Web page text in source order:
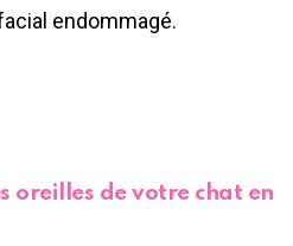
endommagé.
oreilles de votre chat en